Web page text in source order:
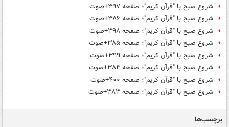
شروع صبح با "قرآن کریم"؛ صفحه ۳۹۷+صوت
شروع صبح با "قرآن کریم"؛ صفحه ۳۸۶+صوت
شروع صبح با "قرآن کریم"؛ صفحه ۳۹۸+صوت
شروع صبح با "قرآن کریم"؛ صفحه ۳۸۵+صوت
شروع صبح با "قرآن کریم"؛ صفحه ۳۹۹+صوت
شروع صبح با "قرآن کریم"؛ صفحه ۳۸۴+صوت
شروع صبح با "قرآن کریم"؛ صفحه ۴۰۰+صوت
شروع صبح با "قرآن کریم"؛ صفحه ۳۸۳+صوت
برچسب‌ها